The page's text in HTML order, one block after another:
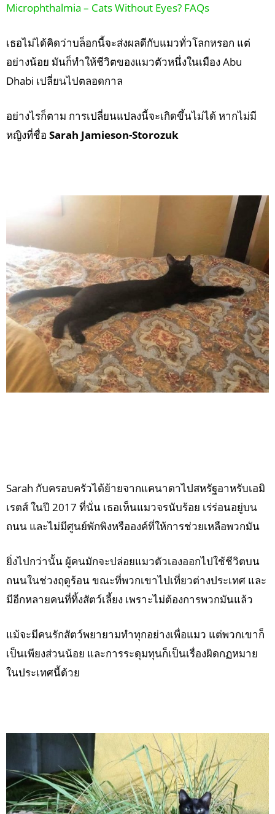
Microphthalmia – Cats Without Eyes? FAQs
เธอไม่ได้คิดว่าบล็อกนี้จะส่งผลดีกับแมวทั่วโลกหรอก แต่
อย่างน้อย มันก็ทำให้ชีวิตของแมวตัวหนึ่งในเมือง Abu
Dhabi เปลี่ยนไปตลอดกาล
อย่างไรก็ตาม การเปลี่ยนแปลงนี้จะเกิดขึ้นไม่ได้ หากไม่มี
หญิงที่ชื่อ Sarah Jamieson-Storozuk
Sarah กับครอบครัวได้ย้ายจากแคนาดาไปสหรัฐอาหรับเอมิ
เรตส์ ในปี 2017 ที่นั่น เธอเห็นแมวจรนับร้อย เร่ร่อนอยู่บน
ถนน และไม่มีศูนย์พักพิงหรือองค์ที่ให้การช่วยเหลือพวกมัน
ยิ่งไปกว่านั้น ผู้คนมักจะปล่อยแมวตัวเองออกไปใช้ชีวิตบน
ถนนในช่วงฤดูร้อน ขณะที่พวกเขาไปเที่ยวต่างประเทศ และ
มีอีกหลายคนที่ทิ้งสัตว์เลี้ยง เพราะไม่ต้องการพวกมันแล้ว
แม้จะมีคนรักสัตว์พยายามทำทุกอย่างเพื่อแมว แต่พวกเขาก็
เป็นเพียงส่วนน้อย และการระดุมทุนก็เป็นเรื่องผิดกฏหมาย
ในประเทศนี้ด้วย